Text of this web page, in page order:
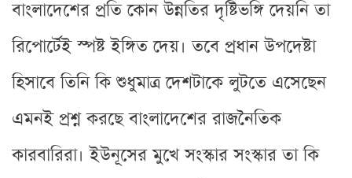
বাংলাদেশের প্রতি কোন উন্নতির দৃষ্টিভঙ্গি দেয়নি তা
রিপোর্টেই স্পষ্ট ইঙ্গিত দেয়। তবে প্রধান উপদেষ্টা
হিসাবে তিনি কি শুধুমাত্র দেশটাকে লুটতে এসেছেন
এমনই প্রশ্ন করছে বাংলাদেশের রাজনৈতিক
কারবারিরা। ইউনূসের মুখে সংস্কার সংস্কার তা কি